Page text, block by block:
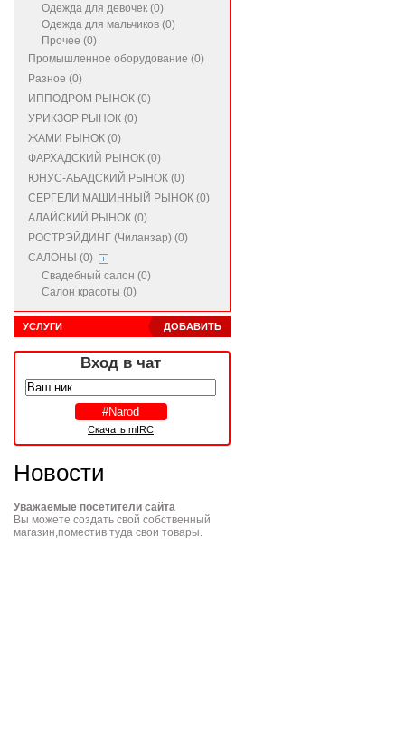
Одежда для девочек (0)
Одежда для мальчиков (0)
Прочее (0)
Промышленное оборудование (0)
Разное (0)
ИППОДРОМ РЫНОК (0)
УРИКЗОР РЫНОК (0)
ЖАМИ РЫНОК (0)
ФАРХАДСКИЙ РЫНОК (0)
ЮНУС-АБАДСКИЙ РЫНОК (0)
СЕРГЕЛИ МАШИННЫЙ РЫНОК (0)
АЛАЙСКИЙ РЫНОК (0)
РОСТРЭЙДИНГ (Чиланзар) (0)
САЛОНЫ (0)
Свадебный салон (0)
Салон красоты (0)
ДОБАВИТЬ
УСЛУГИ
Вход в чат
Скачать mIRC
Новости
Уважаемые посетители сайта
Вы можете создать свой собственный
магазин,поместив туда свои товары.